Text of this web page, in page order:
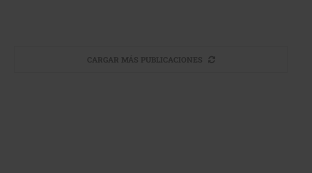
CARGAR MÁS PUBLICACIONES